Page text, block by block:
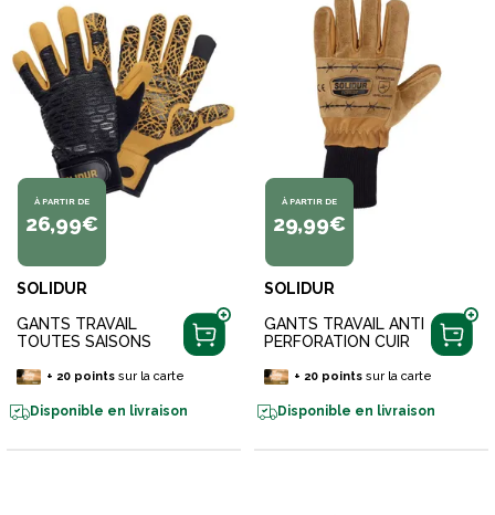
À PARTIR DE
26,99€
SOLIDUR
GANTS TRAVAIL
TOUTES SAISONS
+ 20pointssur la carte
Disponible en livraison
À PARTIR DE
29,99€
SOLIDUR
GANTS TRAVAIL ANTI
PERFORATION CUIR
+ 20pointssur la carte
Disponible en livraison